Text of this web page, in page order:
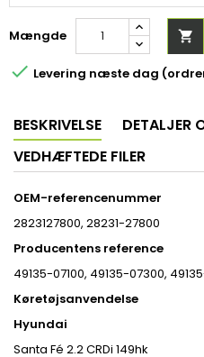
Mængde 
 Levering næste dag
BESKRIVELSE
DETALJER
VEDHÆFTEDE FILER
OEM-referencenummer
2823127800, 28231-27800
Producentens reference
49135-07100, 49135-07300,
Køretøjsanvendelse
Hyundai
Santa Fé 2.2 CRDi 149hk